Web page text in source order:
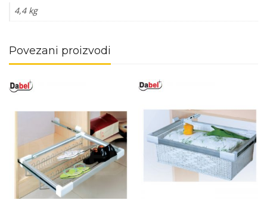
4,4 kg
Povezani proizvodi